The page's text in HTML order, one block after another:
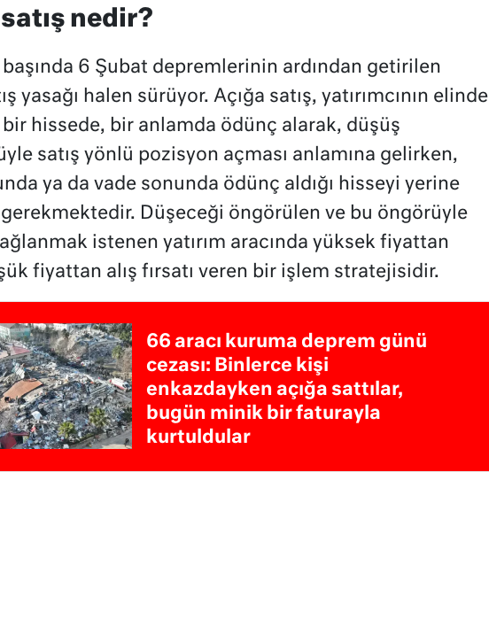
nedir?
başında 6 Şubat depremlerinin ardından getirilen
yasağı halen sürüyor. Açığa satış, yatırımcının elinde
hissede, bir anlamda ödünç alarak, düşüş
satış yönlü pozisyon açması anlamına gelirken,
ya da vade sonunda ödünç aldığı hisseyi yerine
gerekmektedir. Düşeceği öngörülen ve bu öngörüyle
istenen yatırım aracında yüksek fiyattan
fiyattan alış fırsatı veren bir işlem stratejisidir.
66 aracı kuruma deprem günü
cezası: Binlerce kişi
enkazdayken açığa sattılar,
bugün minik bir faturayla
kurtuldular